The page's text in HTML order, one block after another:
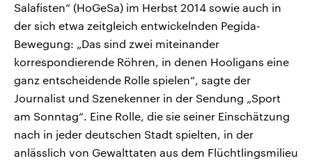
Salafisten“ (HoGeSa) im Herbst 2014 sowie auch in
der sich etwa zeitgleich entwickelnden Pegida-
Bewegung: „Das sind zwei miteinander
korrespondierende Röhren, in denen Hooligans eine
ganz entscheidende Rolle spielen“, sagte der
Journalist und Szenekenner in der Sendung „Sport
am Sonntag“. Eine Rolle, die sie seiner Einschätzung
nach in jeder deutschen Stadt spielten, in der
anlässlich von Gewalttaten aus dem Flüchtlingsmilieu